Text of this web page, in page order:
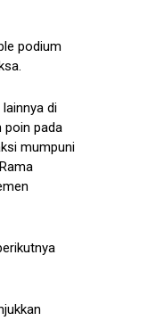
podium
di
poin pada
mumpuni